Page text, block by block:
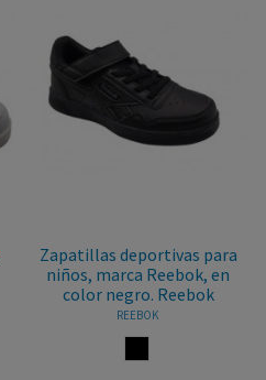
Zapatillas deportivas para
niños, marca Reebok, en
color negro. Reebok
REEBOK